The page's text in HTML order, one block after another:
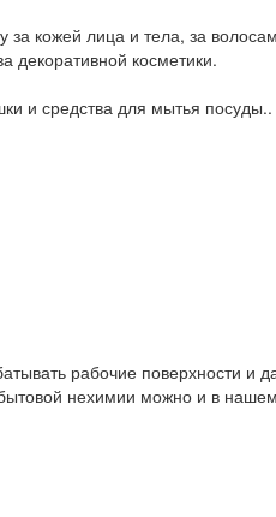
кожей лица и тела, за
декоративной косметики.
и средства для мытья посуды..
рабочие поверхности
нехимии можно и в нашем